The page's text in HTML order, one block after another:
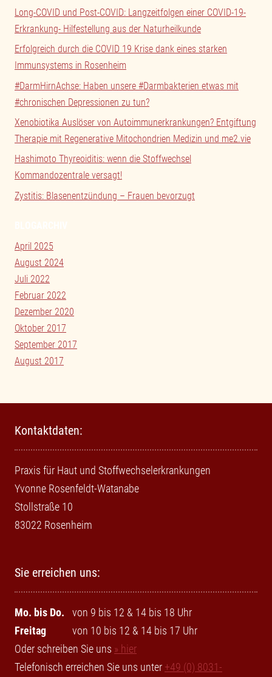
Long-COVID und Post-COVID: Langzeitfolgen einer COVID-19-
Erkrankung- Hilfestellung aus der Naturheilkunde
Erfolgreich durch die COVID 19 Krise dank eines starken
Immunsystems in Rosenheim
#DarmHirnAchse: Haben unsere #Darmbakterien etwas mit
#chronischen Depressionen zu tun?
Xenobiotika Auslöser von Autoimmunerkrankungen? Entgiftung
Therapie mit Regenerative Mitochondrien Medizin und me2.vie
Hashimoto Thyreoiditis: wenn die Stoffwechsel
Kommandozentrale versagt!
Zystitis: Blasenentzündung – Frauen bevorzugt
April 2025
August 2024
Juli 2022
Februar 2022
Dezember 2020
Oktober 2017
September 2017
August 2017
Kontaktdaten:
Praxis für Haut und Stoffwechselerkrankungen
Yvonne Rosenfeldt-Watanabe
Stollstraße 10
83022 Rosenheim
Sie erreichen uns:
Mo. bis Do.
von 9 bis 12 & 14 bis 18 Uhr
Freitag
von 10 bis 12 & 14 bis 17 Uhr
Oder schreiben Sie uns » hier
Telefonisch erreichen Sie uns unter +49 (0) 8031-